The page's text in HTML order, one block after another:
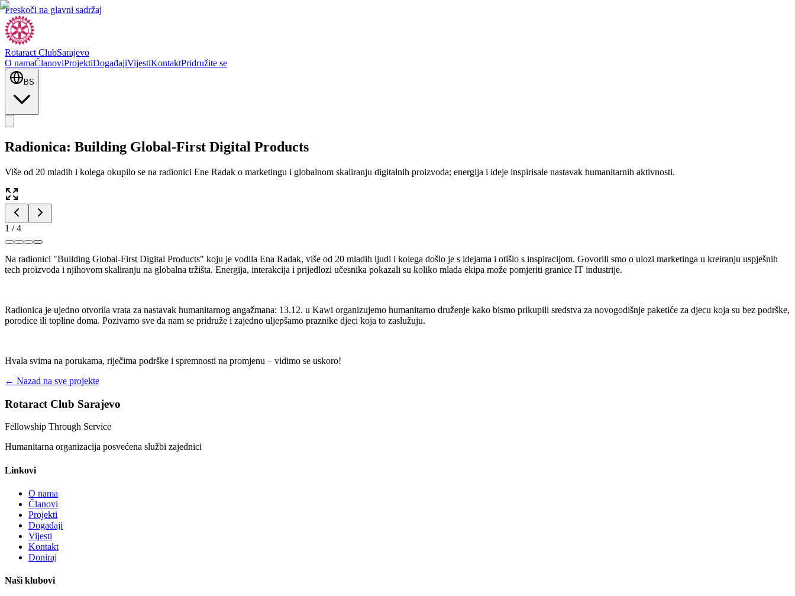
Preskoči na glavni sadržaj
Rotaract ClubSarajevo
O namaČlanoviProjektiDogađajiVijestiKontaktPridružite se
BS
Radionica: Building Global-First Digital Products
Više od 20 mladih i kolega okupilo se na radionici Ene Radak o marketingu i globalnom skaliranju digitalnih proizvoda; energija i ideje inspirisale nastavak humanitarnih aktivnosti.
1 /4
Na radionici "Building Global-First Digital Products" koju je vodila Ena Radak, više od 20 mladih ljudi i kolega došlo je s idejama i otišlo s inspiracijom. Govorili smo o ulozi marketinga u kreiranju uspješnih
tech proizvoda i njihovom skaliranju na globalna tržišta. Energija, interakcija i prijedlozi učesnika pokazali su koliko mlada ekipa može pomjeriti granice IT industrije.
Radionica je ujedno otvorila vrata za nastavak humanitarnog angažmana: 13.12. u Kawi organizujemo humanitarno druženje kako bismo prikupili sredstva za novogodišnje paketiće za djecu koja su bez podrške,
porodice ili topline doma. Pozivamo sve da nam se pridruže i zajedno uljepšamo praznike djeci koja to zaslužuju.
Hvala svima na porukama, riječima podrške i spremnosti na promjenu – vidimo se uskoro!
← Nazad na sve projekte
Rotaract Club Sarajevo
Fellowship Through Service
Humanitarna organizacija posvećena službi zajednici
Linkovi
O nama
Članovi
Projekti
Događaji
Vijesti
Kontakt
Doniraj
Naši klubovi